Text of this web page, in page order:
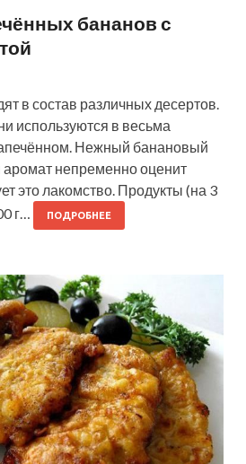
бананов с
в состав различных десертов.
используются в весьма
Нежный банановый
непременно оценит
это лакомство. Продукты (на 3
г…
ПОДРОБНЕЕ